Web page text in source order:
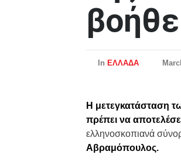
In ΕΛΛΑΔΑ
Η μετεγκατάσταση
πρέπει να
ελληνοσκοπιανά
Αβραμόπουλος.